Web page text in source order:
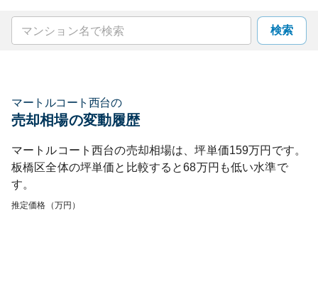
検索
マートルコート西台の
売却相場の変動履歴
マートルコート西台の売却相場は、坪単価159万円です。
板橋区全体の坪単価と比較すると68万円も低い水準で
す。
推定価格（万円）